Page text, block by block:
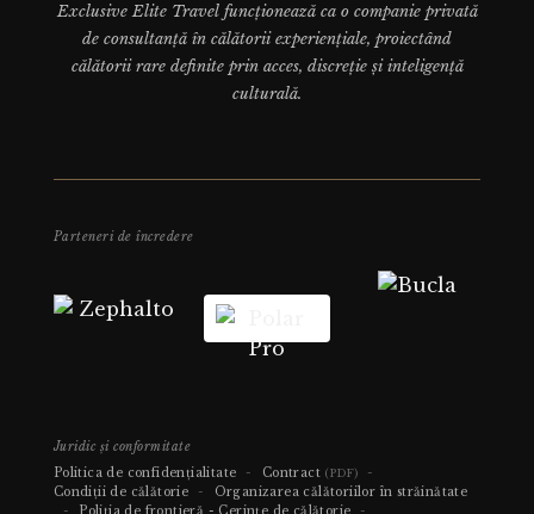
Exclusive Elite Travel funcționează ca o companie privată
de consultanță în călătorii experiențiale, proiectând
călătorii rare definite prin acces, discreție și inteligență
culturală.
Parteneri de încredere
Juridic și conformitate
Politica de confidențialitate
- Contract (PDF)
-
Condiții de călătorie
-
Organizarea călătoriilor în străinătate